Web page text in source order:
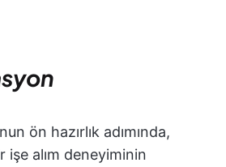
ön hazırlık adımında,
işe alım deneyiminin